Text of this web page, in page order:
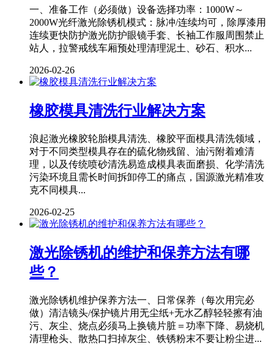
一、准备工作（必须做）设备选择功率：1000W～
2000W光纤激光除锈机模式：脉冲/连续均可，除厚漆用
连续更快防护激光防护眼镜手套、长袖工作服周围禁止
站人，拉警戒线车厢预处理清理泥土、砂石、积水...
2026-02-26
橡胶模具清洗行业解决方案
浪起激光橡胶轮胎模具清洗、橡胶平面模具清洗领域，
对于不同类型模具存在的硫化物残留、油污附着难清
理，以及传统喷砂清洗易造成模具表面磨损、化学清洗
污染环境且需长时间拆卸停工的痛点，国源激光精准攻
克不同模具...
2026-02-25
激光除锈机的维护和保养方法有哪
些？
激光除锈机维护保养方法一、日常保养（每次用完必
做）清洁镜头/保护镜片用无尘纸+无水乙醇轻轻擦有油
污、灰尘、烧点必须马上换镜片脏＝功率下降、易烧机
清理枪头、散热口扫掉灰尘、铁锈粉末不要让粉尘进...